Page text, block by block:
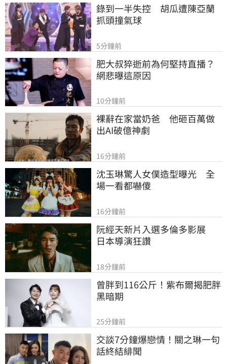
錄到一半失控　胡瓜遭陳亞蘭
抓頭撞氣球
5分鐘前
肥大叔猝逝前為何堅持直播？
網悲曝這原因
10分鐘前
裸辭在家當奶爸　他砸百萬做
出AI破億神劇
16分鐘前
沈玉琳驚人女僕造型曝光　全
場一看都嚇傻
16分鐘前
阮經天新片入選多倫多影展
日本導演狂讚
18分鐘前
曾胖到116公斤！紫布爾揭肥胖
黑暗期
25分鐘前
交談7分鐘爆戀情！關之琳一句
話終結緋聞